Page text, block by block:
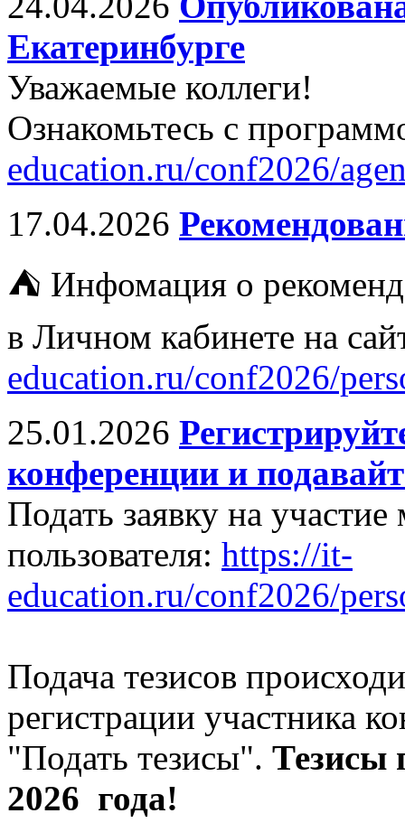
Екатеринбурге
Уважаемые коллеги!
Ознакомьтесь с
education.ru/conf2026/
17.04.2026
⛺ Инфомация о
в Личном кабинете на
education.ru/conf2026/
25.01.2026
конференции и
Подать заявку на
пользователя: https://it-
education.ru/conf2026/
Подача тезисов
регистрации участника
"Подать тезисы". Тезисы
2026 года!